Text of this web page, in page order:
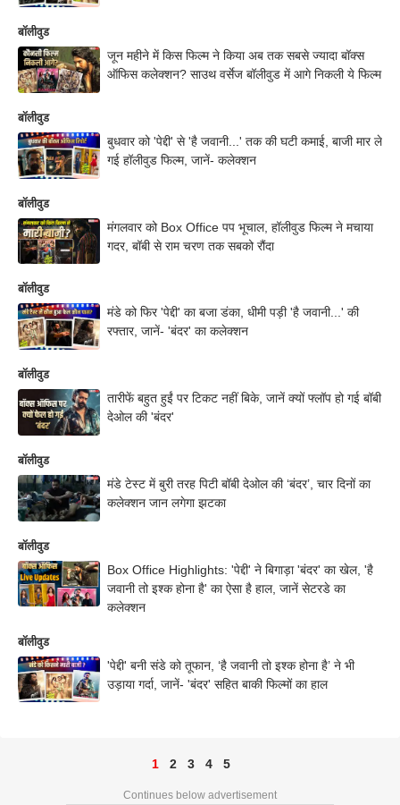
बॉलीवुड
जून महीने में किस फिल्म ने किया अब तक सबसे ज्यादा बॉक्स
ऑफिस कलेक्शन? साउथ वर्सेज बॉलीवुड में आगे निकली ये फिल्म
बॉलीवुड
बुधवार को 'पेद्दी' से 'है जवानी...' तक की घटी कमाई, बाजी मार ले
गई हॉलीवुड फिल्म, जानें- कलेक्शन
बॉलीवुड
मंगलवार को Box Office पप भूचाल, हॉलीवुड फिल्म ने मचाया
गदर, बॉबी से राम चरण तक सबको रौंदा
बॉलीवुड
मंडे को फिर 'पेद्दी' का बजा डंका, धीमी पड़ी 'है जवानी...' की
रफ्तार, जानें- 'बंदर' का कलेक्शन
बॉलीवुड
तारीफें बहुत हुईं पर टिकट नहीं बिके, जानें क्यों फ्लॉप हो गई बॉबी
देओल की 'बंदर'
बॉलीवुड
मंडे टेस्ट में बुरी तरह पिटी बॉबी देओल की ‘बंदर’, चार दिनों का
कलेक्शन जान लगेगा झटका
बॉलीवुड
Box Office Highlights: 'पेद्दी' ने बिगाड़ा 'बंदर' का खेल, 'है
जवानी तो इश्क होना है' का ऐसा है हाल, जानें सेटरडे का
कलेक्शन
बॉलीवुड
'पेद्दी' बनी संडे को तूफान, ‘है जवानी तो इश्क होना है’ ने भी
उड़ाया गर्दा, जानें- 'बंदर' सहित बाकी फिल्मों का हाल
1 2 3 4 5
Continues below advertisement